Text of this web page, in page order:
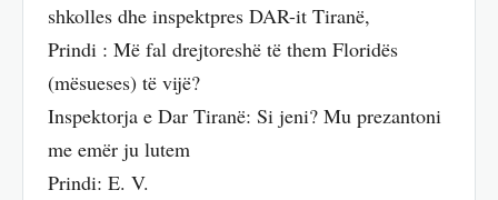
shkolles dhe inspektpres DAR-it Tiranë,
Prindi : Më fal drejtoreshë të them Floridës
(mësueses) të vijë?
Inspektorja e Dar Tiranë: Si jeni? Mu prezantoni
me emër ju lutem
Prindi: E. V.